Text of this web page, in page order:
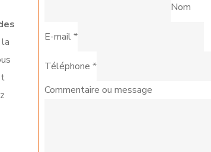
Nom
E-mail*
Téléphone *
Commentaire ou message